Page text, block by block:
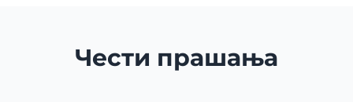
Чести прашања